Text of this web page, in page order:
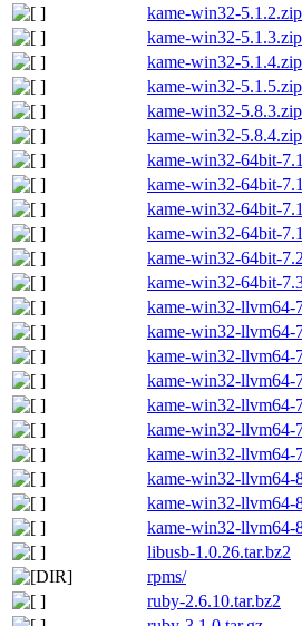
kame-win32-5.1.2.zip
kame-win32-5.1.3.zip
kame-win32-5.1.4.zip
kame-win32-5.1.5.zip
kame-win32-5.8.3.zip
kame-win32-5.8.4.zip
kame-win32-64bit-
kame-win32-64bit-
kame-win32-64bit-
kame-win32-64bit-
kame-win32-64bit-
kame-win32-64bit-
kame-win32-llvm64-
kame-win32-llvm64-
kame-win32-llvm64-
kame-win32-llvm64-
kame-win32-llvm64-
kame-win32-llvm64-
kame-win32-llvm64-
kame-win32-llvm64-
kame-win32-llvm64-
kame-win32-llvm64-
libusb-1.0.26.tar.bz2
rpms/
ruby-2.6.10.tar.bz2